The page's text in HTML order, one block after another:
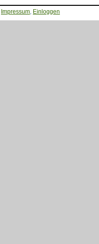
Impressum, Einloggen